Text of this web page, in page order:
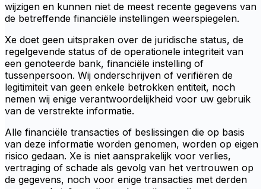
wijzigen en kunnen niet de meest recente gegevens van
de betreffende financiële instellingen weerspiegelen.
Xe doet geen uitspraken over de juridische status, de
regelgevende status of de operationele integriteit van
een genoteerde bank, financiële instelling of
tussenpersoon. Wij onderschrijven of verifiëren de
legitimiteit van geen enkele betrokken entiteit, noch
nemen wij enige verantwoordelijkheid voor uw gebruik
van de verstrekte informatie.
Alle financiële transacties of beslissingen die op basis
van deze informatie worden genomen, worden op eigen
risico gedaan. Xe is niet aansprakelijk voor verlies,
vertraging of schade als gevolg van het vertrouwen op
de gegevens, noch voor enige transacties met derden